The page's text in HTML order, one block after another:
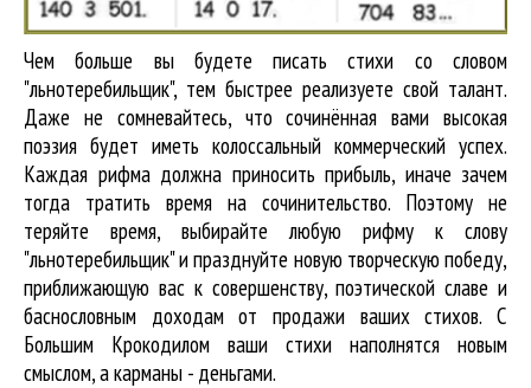
Чем больше вы будете писать стихи со словом
"льнотеребильщик", тем быстрее реализуете свой талант.
Даже не сомневайтесь, что сочинённая вами высокая
поэзия будет иметь колоссальный коммерческий успех.
Каждая рифма должна приносить прибыль, иначе зачем
тогда тратить время на сочинительство. Поэтому не
теряйте время, выбирайте любую рифму к слову
"льнотеребильщик" и празднуйте новую творческую победу,
приближающую вас к совершенству, поэтической славе и
баснословным доходам от продажи ваших стихов. С
Большим Крокодилом ваши стихи наполнятся новым
смыслом, а карманы - деньгами.